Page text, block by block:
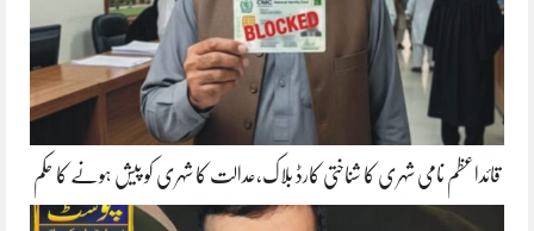
قائداعظم نامی شہری کا شناختی کارڈ بلاک،عدالت کا شہری کو پیش ہونے کا حکم